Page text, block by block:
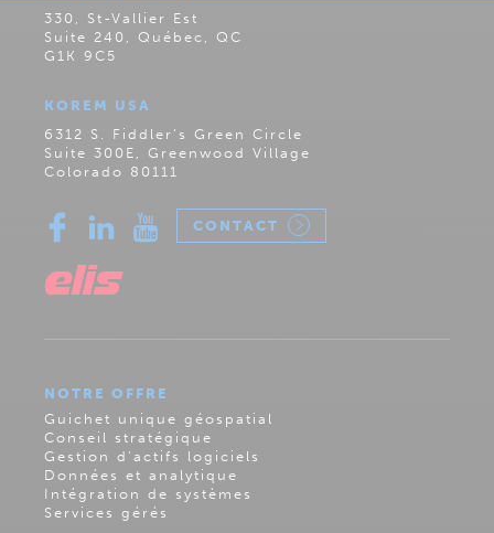
330, St-Vallier Est
Suite 240, Québec, QC
G1K 9C5
KOREM USA
6312 S. Fiddler’s Green Circle
Suite 300E, Greenwood Village
Colorado 80111
CONTACT
NOTRE OFFRE
Guichet unique géospatial
Conseil stratégique
Gestion d’actifs logiciels
Données et analytique
Intégration de systèmes
Services gérés